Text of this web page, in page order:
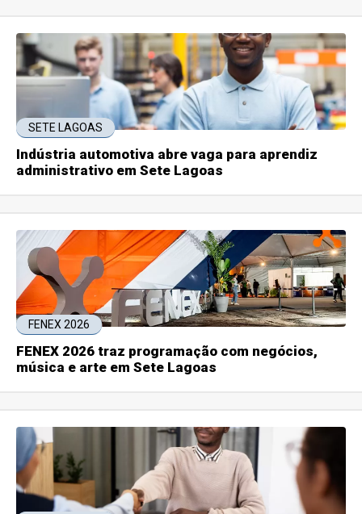
SETE LAGOAS
Indústria automotiva abre vaga para aprendiz
administrativo em Sete Lagoas
FENEX 2026
FENEX 2026 traz programação com negócios,
música e arte em Sete Lagoas